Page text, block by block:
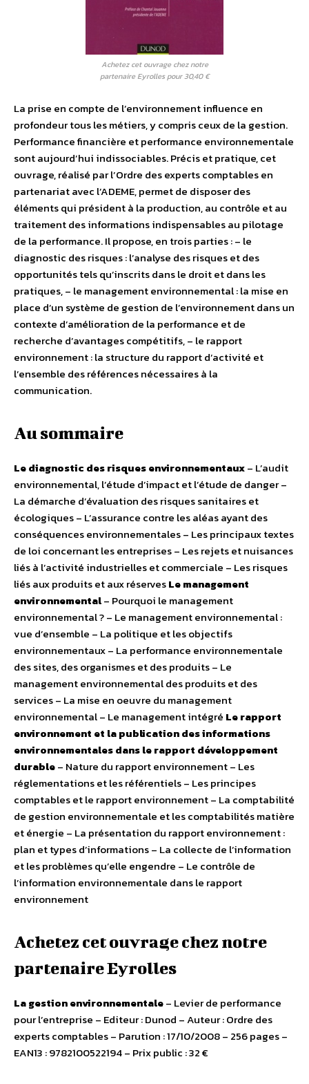
Achetez cet ouvrage chez notre
partenaire Eyrolles pour 30,40 €
La prise en compte de l’environnement influence en
profondeur tous les métiers, y compris ceux de la gestion.
Performance financière et performance environnementale
sont aujourd’hui indissociables. Précis et pratique, cet
ouvrage, réalisé par l’Ordre des experts comptables en
partenariat avec l’ADEME, permet de disposer des
éléments qui président à la production, au contrôle et au
traitement des informations indispensables au pilotage
de la performance. Il propose, en trois parties : – le
diagnostic des risques : l’analyse des risques et des
opportunités tels qu’inscrits dans le droit et dans les
pratiques, – le management environnemental : la mise en
place d’un système de gestion de l’environnement dans un
contexte d’amélioration de la performance et de
recherche d’avantages compétitifs, – le rapport
environnement : la structure du rapport d’activité et
l’ensemble des références nécessaires à la
communication.
Au sommaire
Le diagnostic des risques environnementaux– L’audit
environnemental, l’étude d’impact et l’étude de danger –
La démarche d’évaluation des risques sanitaires et
écologiques – L’assurance contre les aléas ayant des
conséquences environnementales – Les principaux textes
de loi concernant les entreprises – Les rejets et nuisances
liés à l’activité industrielles et commerciale – Les risques
liés aux produits et aux réservesLe management
environnemental– Pourquoi le management
environnemental ? – Le management environnemental :
vue d’ensemble – La politique et les objectifs
environnementaux – La performance environnementale
des sites, des organismes et des produits – Le
management environnemental des produits et des
services – La mise en oeuvre du management
environnemental – Le management intégré Le rapport
environnement et la publication des informations
environnementales dans le rapport développement
durable– Nature du rapport environnement – Les
réglementations et les référentiels – Les principes
comptables et le rapport environnement – La comptabilité
de gestion environnementale et les comptabilités matière
et énergie – La présentation du rapport environnement :
plan et types d’informations – La collecte de l’information
et les problèmes qu’elle engendre – Le contrôle de
l’information environnementale dans le rapport
environnement
Achetez cet ouvrage chez notre
partenaire Eyrolles
La gestion environnementale– Levier de performance
pour l’entreprise – Editeur : Dunod – Auteur : Ordre des
experts comptables – Parution : 17/10/2008 – 256 pages –
EAN13 : 9782100522194 – Prix public : 32 €